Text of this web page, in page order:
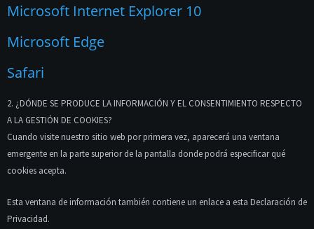
Microsoft Internet Explorer 10
Microsoft Edge
Safari
2. ¿DÓNDE SE PRODUCE LA INFORMACIÓN Y EL CONSENTIMIENTO RESPECTO
A LA GESTIÓN DE COOKIES?
Cuando visite nuestro sitio web por primera vez, aparecerá una ventana
emergente en la parte superior de la pantalla donde podrá especificar qué
cookies acepta.
Esta ventana de información también contiene un enlace a esta Declaración de
Privacidad.